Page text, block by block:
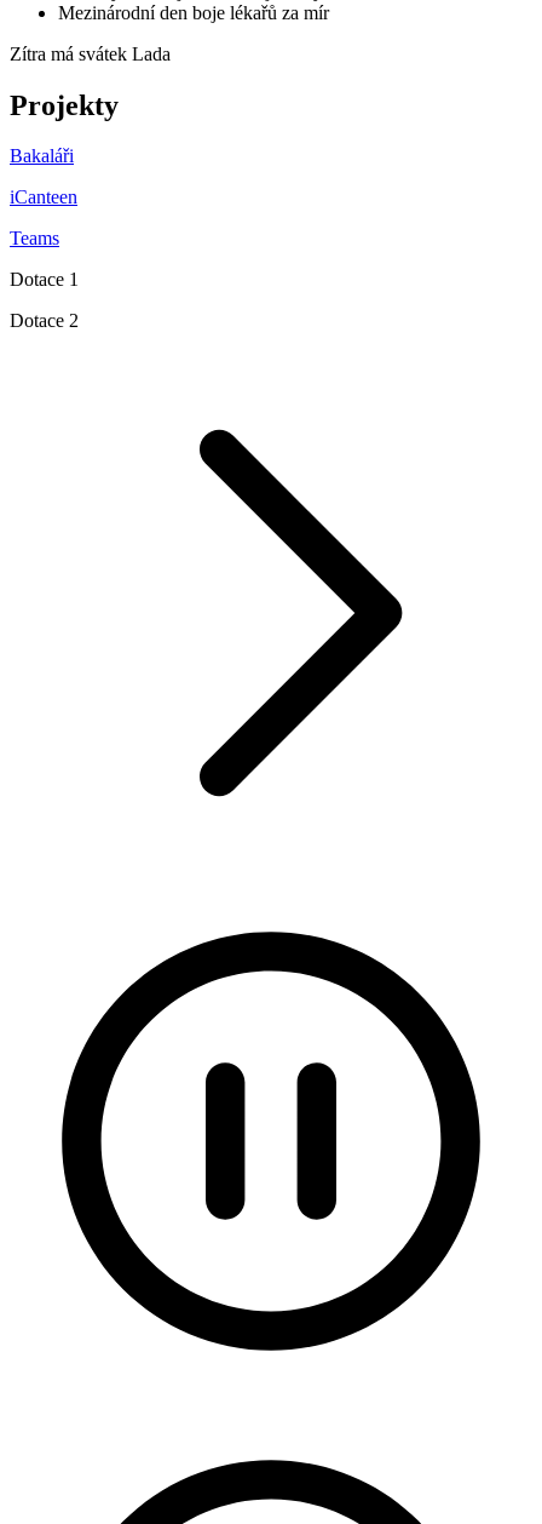
Mezinárodní den boje lékařů za mír
Zítra má svátek Lada
Projekty
Bakaláři
iCanteen
Teams
Dotace 1
Dotace 2